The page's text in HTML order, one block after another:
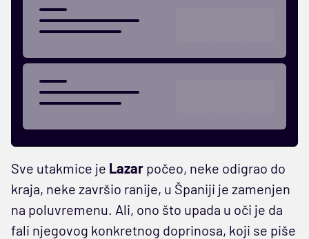
Sve utakmice je Lazar počeo, neke odigrao do
kraja, neke završio ranije, u Španiji je zamenjen
na poluvremenu. Ali, ono što upada u oči je da
fali njegovog konkretnog doprinosa, koji se piše